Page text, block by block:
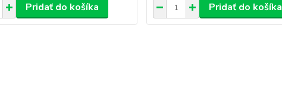
Pridať do košíka Pridať do košíka